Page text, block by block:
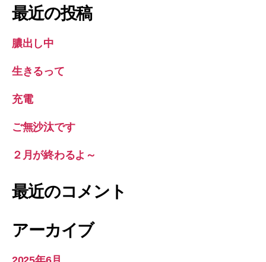
象:
最近の投稿
膿出し中
生きるって
充電
ご無沙汰です
２月が終わるよ～
最近のコメント
アーカイブ